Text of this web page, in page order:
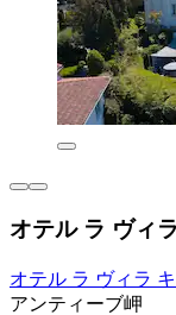
オテル ラ ヴィ
オテル ラ ヴィラ
アンティーブ岬